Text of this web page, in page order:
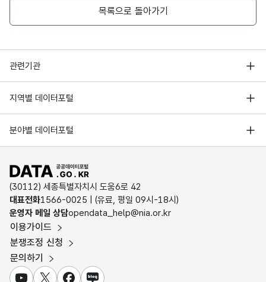
산새들이 잇달아 우는 소리
8 크고 단단한 물건이 갑자기 부서지
9 뇌다 같은 말을 자꾸 되풀이하여 말하다
10 알나리깔나리
12 기껍다 은근히 마음속으로 기쁘게 여기다.
13 사그라지다 삭아서 없어지다
14 아리땁다
15 적바림
목록으로 돌아가기
관련기관
행정안전부
한국지능정보사회진흥원
국가정보자원관리원
지역별 데이터포털
서울 열린데이터광장
경기데이터드림
D-데이터허브
인천데이터포털
울산광역시 데이터포털
전남광주통합특별시 빅데이터 플랫폼
대전광역시 데이터포털
세종특별자치시 데이터포털
분야별 데이터포털
기상자료개방포털
국토교통부 공간정보오픈플랫폼
환경부 환경데이터포털
문화데이터광장
농림축산식품 공공데이터포털
보건의료빅데이터개방시스템
식품의약품안전처 데이터포털
공공데이터포털 바로가기
(30112) 세종특별자치시 도움6로 42
대표전화1566-0025 | (유료, 평일 09시-18시)
운영자 메일 상담opendata_help@nia.or.kr
이용가이드
분쟁조정 신청
문의하기